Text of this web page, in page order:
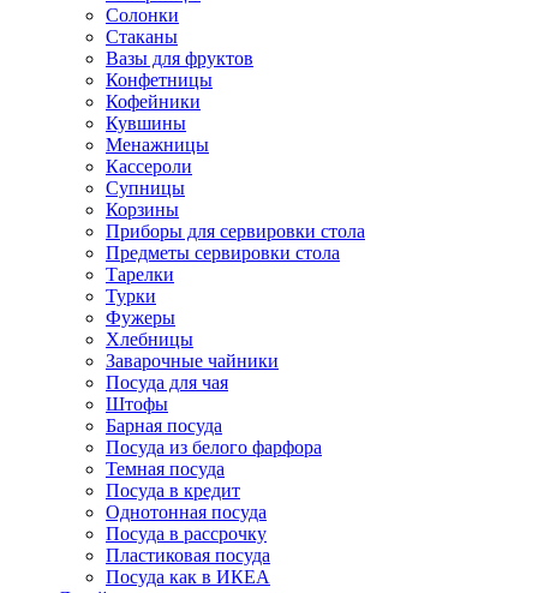
Солонки
Стаканы
Вазы для фруктов
Конфетницы
Кофейники
Кувшины
Менажницы
Кассероли
Супницы
Корзины
Приборы для сервировки стола
Предметы сервировки стола
Тарелки
Турки
Фужеры
Хлебницы
Заварочные чайники
Посуда для чая
Штофы
Барная посуда
Посуда из белого фарфора
Темная посуда
Посуда в кредит
Однотонная посуда
Посуда в рассрочку
Пластиковая посуда
Посуда как в ИКЕА